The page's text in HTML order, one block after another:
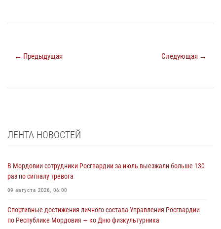
← Предыдущая Следующая →
ЛЕНТА НОВОСТЕЙ
В Мордовии сотрудники Росгвардии за июль выезжали больше 130
раз по сигналу тревога
09 августа 2026, 06:00
Спортивные достижения личного состава Управления Росгвардии
по Республике Мордовия — ко Дню физкультурника